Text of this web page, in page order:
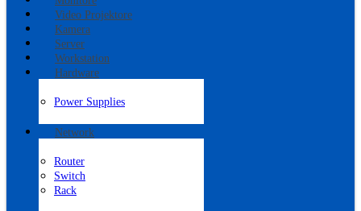
Video Projektore
Kamera
Server
Workstation
Hardware
Power Supplies
Network
Router
Switch
Rack